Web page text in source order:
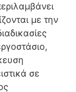
με την
σε